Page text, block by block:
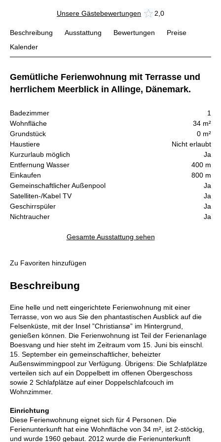
Unsere Gästebewertungen 2,0
Beschreibung Ausstattung Bewertungen
Preise
Kalender
Gemütliche Ferienwohnung mit Terrasse und
herrlichem Meerblick in Allinge, Dänemark.
Badezimmer
1
Wohnfläche
34 m²
Grundstück
0 m²
Haustiere
Nicht erlaubt
Kurzurlaub möglich
Ja
Entfernung Wasser
400 m
Einkaufen
800 m
Gemeinschaftlicher Außenpool
Ja
Satelliten-/Kabel TV
Ja
Geschirrspüler
Ja
Nichtraucher
Ja
Gesamte Ausstattung sehen
Zu Favoriten hinzufügen
Beschreibung
Eine helle und nett eingerichtete Ferienwohnung mit einer
Terrasse, von wo aus Sie den phantastischen Ausblick auf die
Felsenküste, mit der Insel ”Christiansø” im Hintergrund,
genießen können. Die Ferienwohnung ist Teil der Ferienanlage
Boesvang und hier steht im Zeitraum vom 15. Juni bis einschl.
15. September ein gemeinschaftlicher, beheizter
Außenswimmingpool zur Verfügung. Übrigens: Die Schlafplätze
verteilen sich auf ein Doppelbett im offenen Obergeschoss
sowie 2 Schlafplätze auf einer Doppelschlafcouch im
Wohnzimmer.
Einrichtung
Diese Ferienwohnung eignet sich für 4 Personen. Die
Ferienunterkunft hat eine Wohnfläche von 34 m², ist 2-stöckig,
und wurde 1960 gebaut. 2012 wurde die Ferienunterkunft